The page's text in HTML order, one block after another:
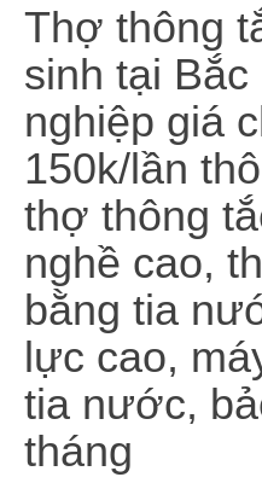
Thợ thông
sinh tại
nghiệp giá
150k/lần
thợ thông
nghề cao,
bằng tia
lực cao,
tia nước,
tháng